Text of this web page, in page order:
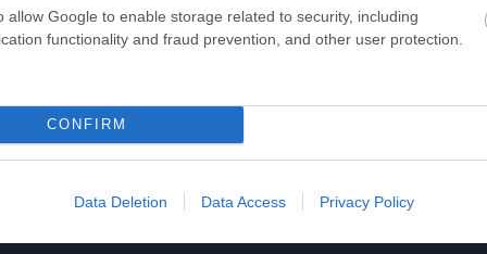
allow Google to enable storage related to security, including
functionality and fraud prevention, and other user protection.
CONFIRM
Data Deletion Data Access Privacy Policy
τις ειδήσεις
μας ζωντανά στοYouTube,Twitch,X,